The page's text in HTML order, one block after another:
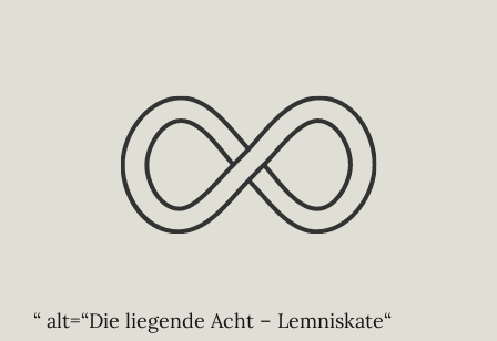
“ alt=“Die liegende Acht – Lemniskate“